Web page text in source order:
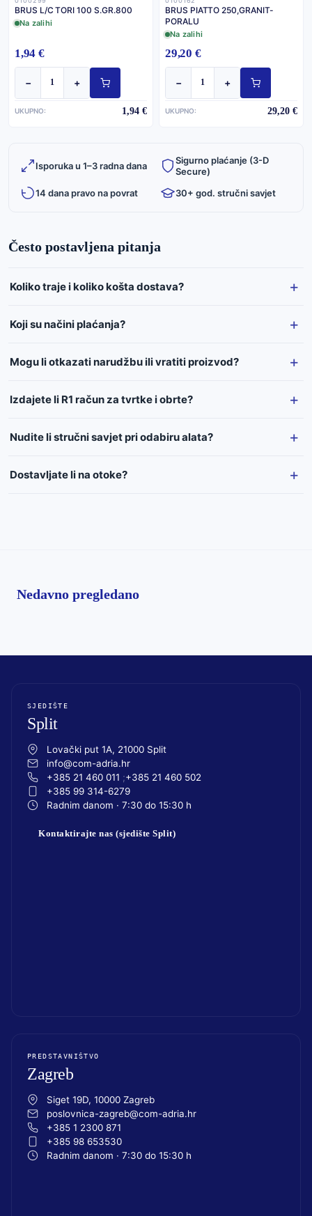
BRUS L/C TORI 100 S.GR.800
Na zalihi
1,94 €
− +
UKUPNO: 1,94 €
BRUS PIATTO 250,GRANIT-
PORALU
Na zalihi
29,20 €
− +
UKUPNO: 29,20 €
Isporuka u 1–3 radna dana
Sigurno plaćanje (3-D
Secure)
14 dana pravo na povrat
30+ god. stručni savjet
Često postavljena pitanja
Koliko traje i koliko košta dostava?
Koji su načini plaćanja?
Mogu li otkazati narudžbu ili vratiti proizvod?
Izdajete li R1 račun za tvrtke i obrte?
Nudite li stručni savjet pri odabiru alata?
Dostavljate li na otoke?
Nedavno pregledano
SJEDIŠTE
Split
Lovački put 1A, 21000 Split
info@com-adria.hr
+385 21 460 011
+385 21 460 502
+385 99 314-6279
Radnim danom · 7:30 do 15:30 h
Kontaktirajte nas (sjedište Split)
PREDSTAVNIŠTVO
Zagreb
Siget 19D, 10000 Zagreb
poslovnica-zagreb@com-adria.hr
+385 1 2300 871
+385 98 653530
Radnim danom · 7:30 do 15:30 h